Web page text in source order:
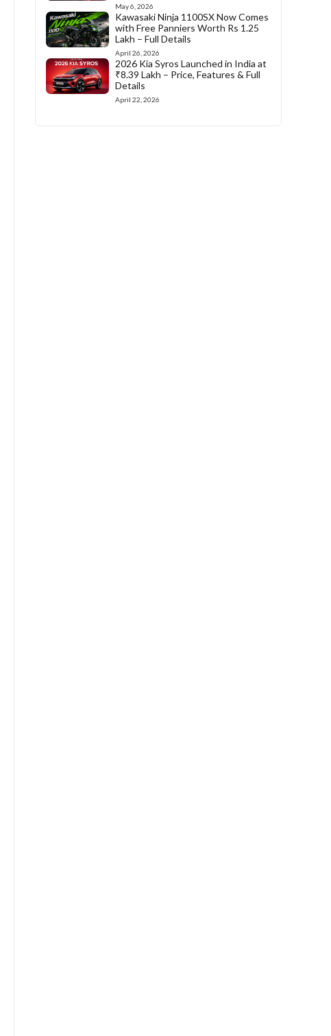
May 6, 2026
Kawasaki Ninja 1100SX Now Comes
with Free Panniers Worth Rs 1.25
Lakh – Full Details
April 26, 2026
2026 Kia Syros Launched in India at
₹8.39 Lakh – Price, Features & Full
Details
April 22, 2026